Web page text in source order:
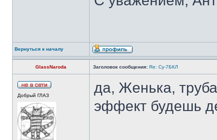
Вернуться к началу
GlassNaroda Заголовок сообщения: Re: Су-7БКЛ
Добрый ГЛАЗ
да, Женька,
эффект будешь